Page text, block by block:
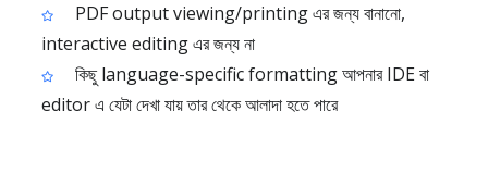
PDF output viewing/printing এর জন্য বানানো,
interactive editing এর জন্য না
কিছু language-specific formatting আপনার IDE বা
editor এ যেটা দেখা যায় তার থেকে আলাদা হতে পারে